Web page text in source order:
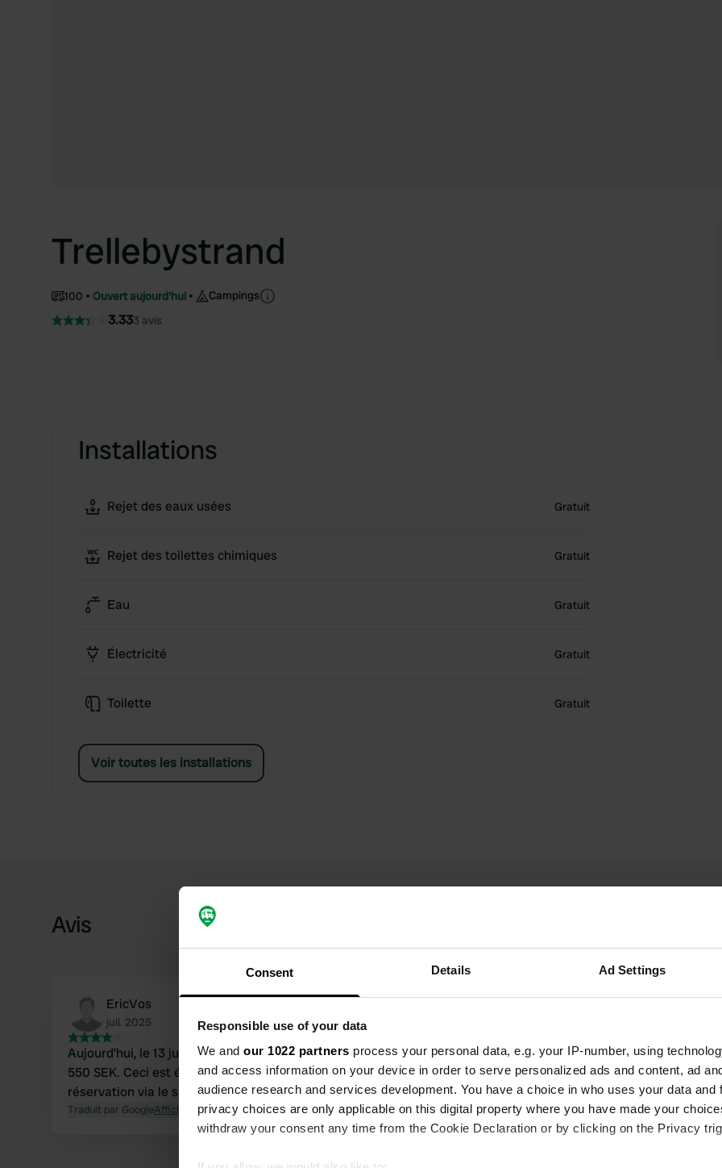
Consent Details Ad Settings
Responsible use of your data
We and our 1022 partners process your personal data, e.g. your IP-number, using
and access information on your device in order to serve personalized ads and content, ad
audience research and services development. You have a choice in who uses your data and
privacy choices are only applicable on this digital property where you have made your
withdraw your consent any time from the Cookie Declaration or by clicking on the Privacy
Trellebystrand
100 Ouvert aujourd'hui Campings
3.333 avis
Installations
Rejet des eaux usées Gratuit
Rejet des toilettes chimiques Gratuit
Eau Gratuit
Électricité Gratuit
Toilette Gratuit
Voir toutes les installations
Avis
EricVos
juil. 2025
Aujourd'hui, le 13 juillet 2025, nous avons payé
550 SEK. Ceci est également indiqué lors de la
réservation via le site Web.
Traduit par GoogleAfficher l'original
coût 395 sec.
Traduit par GoogleAfficher l'original